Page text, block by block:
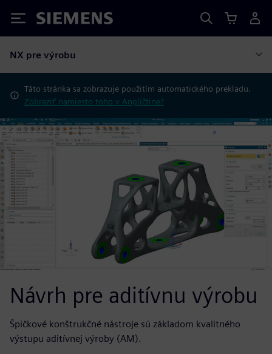
Siemens
NX pre výrobu
Táto stránka sa zobrazuje použitím automatického prekladu.
Zobraziť namiesto toho v Angličtine?
Návrh pre aditívnu výrobu
Špičkové konštrukčné nástroje sú základom kvalitného
výstupu aditívnej výroby (AM).